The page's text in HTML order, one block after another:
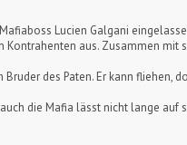
Lucien Galgani
aus. Zusammen mit
des Paten. Er kann fliehen,
die Mafia lässt nicht lange auf